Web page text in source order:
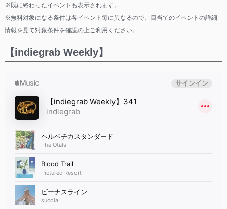
※既に終わったイベントも表示されます。
※無料対象になる条件は各イベント毎に異なるので、目当てのイベントの詳細
情報を見て対象条件を確認の上ご利用ください。
【indiegrab Weekly】